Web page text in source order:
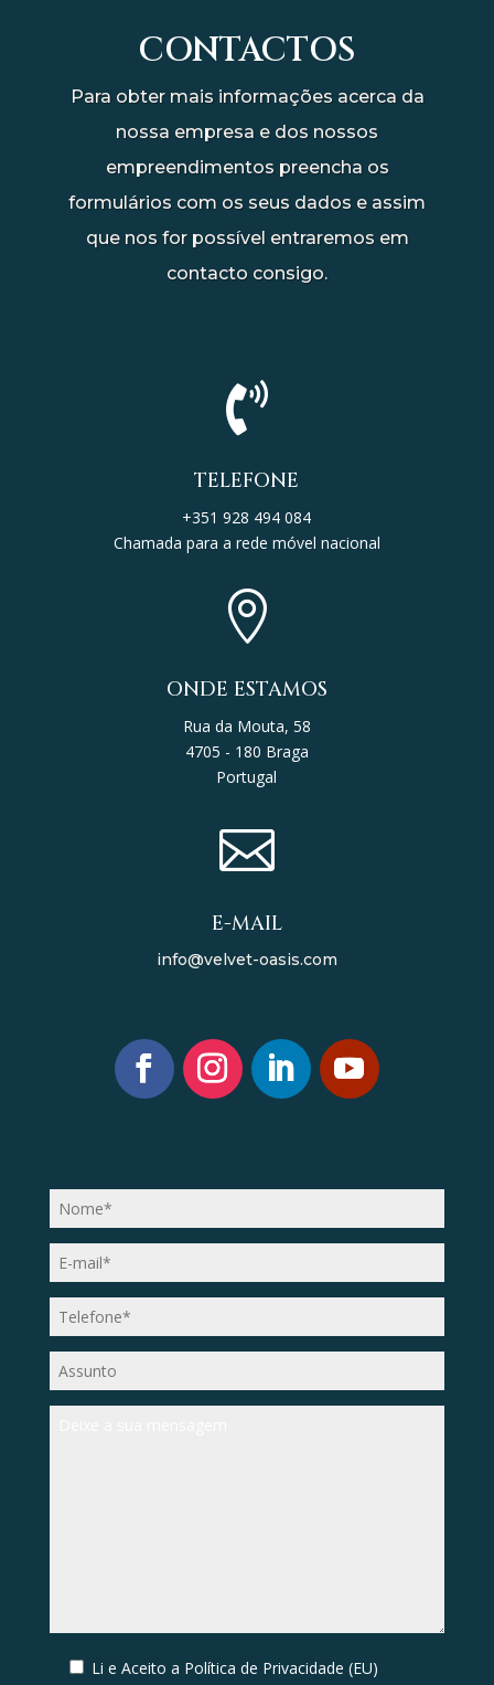
CONTACTOS
Para obter mais informações acerca da
nossa empresa e dos nossos
empreendimentos preencha os
formulários com os seus dados e assim
que nos for possível entraremos em
contacto consigo.

TELEFONE
+351 928 494 084
Chamada para a rede móvel nacional

ONDE ESTAMOS
Rua da Mouta, 58
4705 - 180 Braga
Portugal

E-MAIL
info@velvet-oasis.com
Li e Aceito a Política de Privacidade (EU)